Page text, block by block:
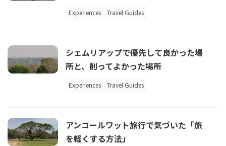
Experiences Travel Guides
シェムリアップで優先して良かった場
所と、削ってよかった場所
Experiences Travel Guides
アンコールワット旅行で気づいた「旅
を軽くする方法」